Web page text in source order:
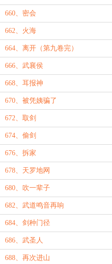
660、密会
662、火海
664、离开（第九卷完）
666、武襄侯
668、耳报神
670、被凭姨骗了
672、取剑
674、偷剑
676、拆家
678、天罗地网
680、吹一辈子
682、武道鸣音再响
684、剑种门径
686、武圣人
688、再次进山